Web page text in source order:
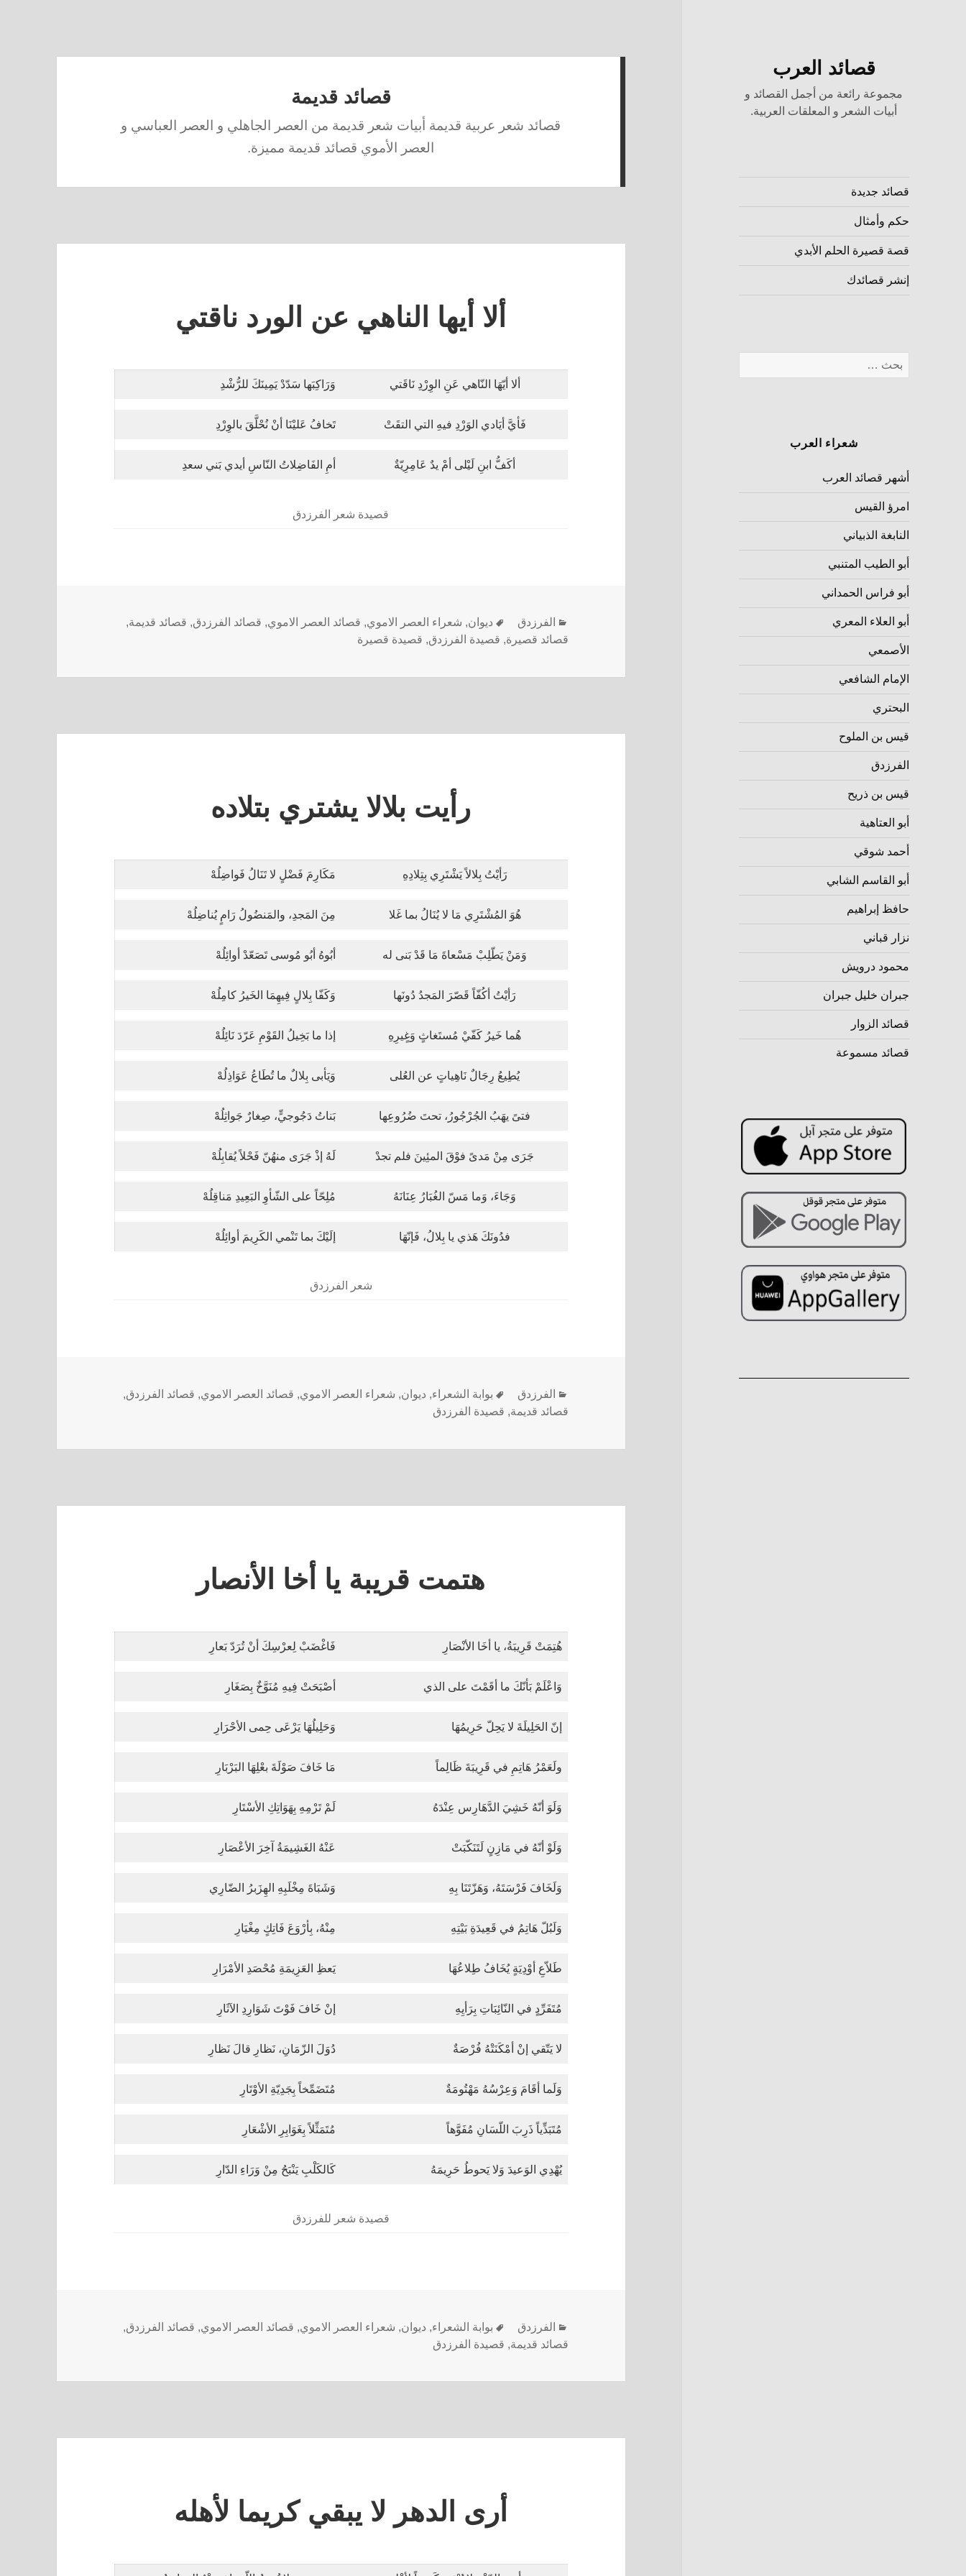
قصائد العرب
مجموعة رائعة من أجمل القصائد و
أبيات الشعر و المعلقات العربية.
قصائد جديدة
حكم وأمثال
قصة قصيرة الحلم الأبدي
إنشر قصائدك
شعراء العرب
أشهر قصائد العرب
امرؤ القيس
النابغة الذبياني
أبو الطيب المتنبي
أبو فراس الحمداني
أبو العلاء المعري
الأصمعي
الإمام الشافعي
البحتري
قيس بن الملوح
الفرزدق
قيس بن ذريح
أبو العتاهية
أحمد شوقي
أبو القاسم الشابي
حافظ إبراهيم
نزار قباني
محمود درويش
جبران خليل جبران
قصائد الزوار
قصائد مسموعة
قصائد قديمة
قصائد شعر عربية قديمة أبيات شعر قديمة من العصر الجاهلي و العصر العباسي و
العصر الأموي قصائد قديمة مميزة.
ألا أيها الناهي عن الورد ناقتي
ألا أيّهَا النّاهي عَنِ الوِرْدِ نَاقَتي وَرَاكِبَها سَدّدْ يَمِينَكَ للرُّشْدِ
فَأيَّ أيَادي الوَرْدِ فيهِ التي التقَتْ تَخافُ عَليْنَا أنْ نُحْلَّقَ بالوِرْدِ
أكَفُّ ابنِ لَيْلى أمْ يدٌ عَامِرِيّةٌ أمِ الفَاضِلاتُ النّاسِ أيدي بَني سعدِ
قصيدة شعر الفرزدق
الفرزدق ديوان, شعراء العصر الاموي, قصائد العصر الاموي, قصائد الفرزدق, قصائد قديمة,
قصائد قصيرة, قصيدة الفرزدق, قصيدة قصيرة
رأيت بلالا يشتري بتلاده
رَأيْتُ بِلالاً يَشْتَرِي بِتِلادِهِ مَكَارِمَ فَضْلٍ لا تَنَالُ فَواضِلُهْ
هُوَ المُشْتَرِي مَا لا يُنَالُ بما غَلا مِنَ المَجدِ، والمَنضُولُ رَامٍ يُناضِلُهْ
وَمَنْ يَطّلِبْ مَسْعاةَ مَا قَدْ بَنى له أبُوهُ أبُو مُوسى تَصَعّدْ أوائِلُهْ
رَأيْتُ أكُفّاً قَصّرَ المَجدُ دُونَها وَكَفّا بِلالٍ فِيهِمَا الخَيرُ كامِلُهْ
هُما خَيرُ كَفّيْ مُستَغاثٍ وَغٍيرِهِ إذا ما بَخِيلُ القَوْمِ عَرّدَ نَائِلُهْ
يُطِيعُ رِجَالٌ نَاهِياتٍ عن العُلى وَيَأبى بِلالٌ ما تُطَاعُ عَوَاذِلُهْ
فتىً يهَبُ الجُرْجُورُ، تحتَ ضُرُوعِها بَناتُ دَجُوجيٍّ، صِغارٌ جَواثِلُهْ
جَرَى مِنْ مَدىً فوْقَ المئِينَ فلم تجدْ لَهُ إذْ جَرَى منهُنّ فَحْلاً يُقابِلُهْ
وَجَاءَ، وَما مَسّ الغُبَارُ عِنَانَهُ مُلِحّاً على الشّأوِ البَعِيدِ مَناقِلُهْ
فدُونَكَ هَذي يا بِلالُ، فَإنّهَا إلَيْكَ بما تَنْمي الكَرِيمَ أوائِلُهْ
شعر الفرزدق
الفرزدق بوابة الشعراء, ديوان, شعراء العصر الاموي, قصائد العصر الاموي, قصائد الفرزدق,
قصائد قديمة, قصيدة الفرزدق
هتمت قريبة يا أخا الأنصار
هُتِمَتْ قَرِيبَةُ، يا أخَا الأنْصَارِ فَاغْضَبْ لِعرْسِكَ أنْ تُرَدّ بَعارِ
وَاعْلَمْ بَأنّكَ ما أقَمْتَ على الذي أصْبَحَتْ فِيهِ مُنَوَّخٌ بِصَغَارِ
إنّ الحَلِيلَةَ لا يَحِلّ حَرِيمُهَا وَحَلِيلُهَا يَرْعَى حِمى الأحْرَارِ
ولَعَمْرُ هَاتِمِ في قَرِيبَةَ ظَالِماً مَا خَافَ صَوْلَةَ بعْلِهَا البَرْبَارِ
وَلَوَ أنّهُ خَشِيَ الدَّهَارِس عِنْدَهُ لَمْ تَرْمِهِ بِهَوَاتِكِ الأسْتَارِ
وَلَوْ أنّهُ في مَازِنٍ لَتَنَكّبَتْ عَنْهُ الغَشِيمَةُ آخِرَ الأعْصَارِ
وَلَخَافَ فَرْسَتَهُ، وَهَزّتَنَا بِهِ وَشَبَاةَ مِخْلَبِهِ الهِزَبرُ الضّارِي
وَلَبُلّ هَاتِمُ في قَعِيدَةِ بَيْتِهِ مِنْهُ، بِأرْوَعَ فَاتِكٍ مِغْيَارِ
طَلاّعِ أوْدِيَةٍ يُخَافُ طِلاعُهَا يَعظِ العَزِيمَةِ مُحْصَدِ الأمْرَارِ
مُتَفَرِّدٍ في النّائِبَاتِ بِرَأيِهِ إنْ خَافَ فَوْتَ شَوَارِدِ الآثَارِ
لا يَتّقي إنْ أمْكَنَتْهُ فُرْصَةٌ دُوَلَ الزّمَانِ، نَظارِ قالَ نَظارِ
وَلَما أقَامَ وَعِرْسُهُ مَهْتُومَةٌ مُتَضَمِّخاً بِجَدِيّةِ الأوْتَارِ
مُتَبَذِّياً ذَرِبَ اللّسَانِ مُفَوَّهاً مُتَمَثِّلاً بِغَوَابِرِ الأشْعَارِ
يُهْدِي الوَعيدَ وَلا يَحوطُ حَرِيمَهُ كَالكَلْبِ يَنْبَحُ مِنْ وَرَاءِ الدّارِ
قصيدة شعر للفرزدق
الفرزدق بوابة الشعراء, ديوان, شعراء العصر الاموي, قصائد العصر الاموي, قصائد الفرزدق,
قصائد قديمة, قصيدة الفرزدق
أرى الدهر لا يبقي كريما لأهله